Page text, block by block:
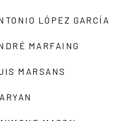
LÓPEZ GARCÍA
MARFAING
MARSANS